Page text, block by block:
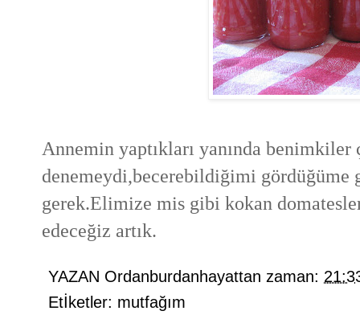
Annemin yaptıkları yanında benimkiler
denemeydi,becerebildiğimi gördüğüme
gerek.Elimize mis gibi kokan
edeceğiz artık.
YAZAN Ordanburdanhayattan zaman:
Etİketler: mutfağım